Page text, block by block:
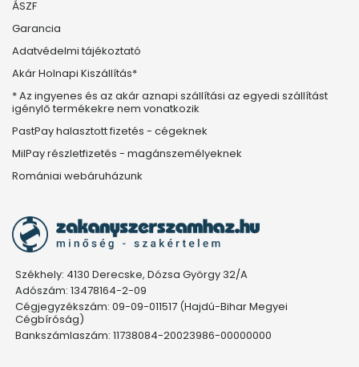
ÁSZF
Garancia
Adatvédelmi tájékoztató
Akár Holnapi Kiszállítás*
* Az ingyenes és az akár aznapi szállítási az egyedi szállítást
igénylő termékekre nem vonatkozik
PastPay halasztott fizetés - cégeknek
MilPay részletfizetés - magánszemélyeknek
Romániai webáruházunk
Székhely: 4130 Derecske, Dózsa György 32/A
Adószám: 13478164-2-09
Cégjegyzékszám: 09-09-011517 (Hajdú-Bihar Megyei
Cégbíróság)
Bankszámlaszám: 11738084-20023986-00000000